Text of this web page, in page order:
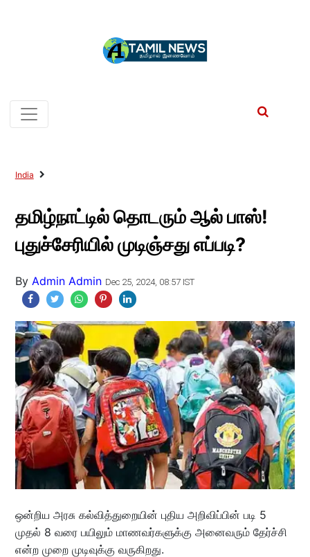
India
தமிழ்நாட்டில் தொடரும் ஆல் பாஸ்!
புதுச்சேரியில் முடிஞ்சது எப்படி?
By Admin Admin Dec 25, 2024, 08:57 IST
ஒன்றிய அரசு கல்வித்துறையின் புதிய அறிவிப்பின் படி 5
முதல் 8 வரை பயிலும் மாணவர்களுக்கு அனைவரும் தேர்ச்சி
என்ற முறை முடிவுக்கு வருகிறது.